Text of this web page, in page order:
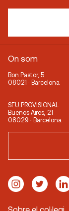
On som
Bon Pastor, 5
08021 · Barcelona
SEU PROVISIONAL
Buenos Aires, 21
08029 · Barcelona
Sobre el col·legi